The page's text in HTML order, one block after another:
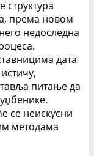
структура
према новом
недоследна
дата
питање да
се неискусни
методама